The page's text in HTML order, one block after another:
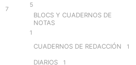
7
5
BLOCS Y CUADERNOS DE
NOTAS
1
CUADERNOS DE REDACCIÓN 1
DIARIOS 1